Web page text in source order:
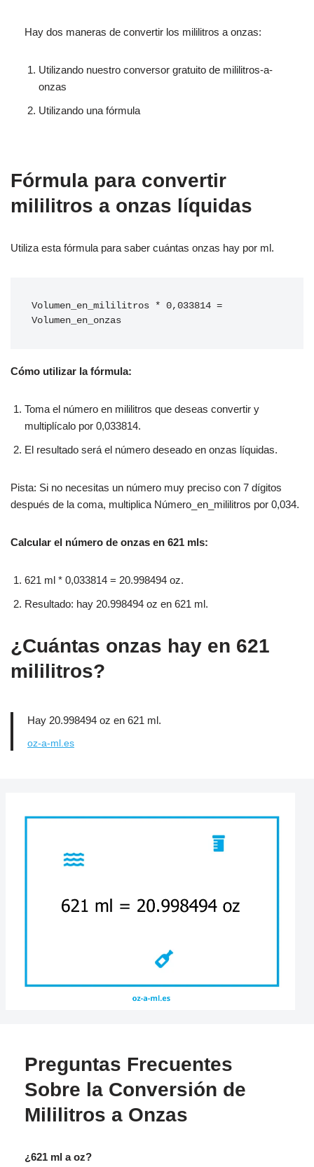
Hay dos maneras de convertir los mililitros a onzas:
Utilizando nuestro conversor gratuito de mililitros-a-
onzas
Utilizando una fórmula
Fórmula para convertir
mililitros a onzas líquidas
Utiliza esta fórmula para saber cuántas onzas hay por ml.
Volumen_en_mililitros * 0,033814 =
Volumen_en_onzas
Cómo utilizar la fórmula:
Toma el número en mililitros que deseas convertir y
multiplícalo por 0,033814.
El resultado será el número deseado en onzas líquidas.
Pista: Si no necesitas un número muy preciso con 7 dígitos
después de la coma, multiplica Número_en_mililitros por 0,034.
Calcular el número de onzas en 621 mls:
621 ml * 0,033814 = 20.998494 oz.
Resultado: hay 20.998494 oz en 621 ml.
¿Cuántas onzas hay en 621
mililitros?
Hay 20.998494 oz en 621 ml.
oz-a-ml.es
Preguntas Frecuentes
Sobre la Conversión de
Mililitros a Onzas
¿621 ml a oz?